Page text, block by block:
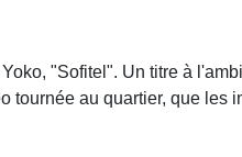
"Sofitel". Un titre à
au quartier, que les